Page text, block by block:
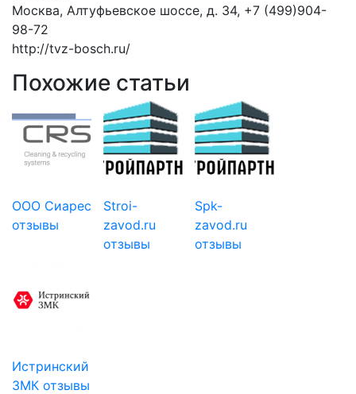
Москва, Алтуфьевское шоссе, д. 34, +7 (499)904-
98-72
http://tvz-bosch.ru/
Похожие статьи
ООО Сиарес
отзывы
Stroi-
zavod.ru
отзывы
Spk-
zavod.ru
отзывы
Истринский
ЗМК отзывы